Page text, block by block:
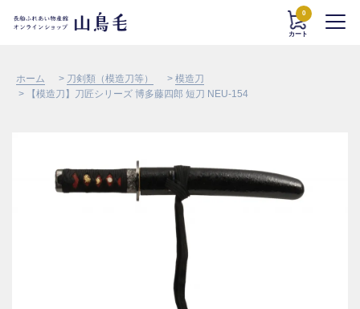
カート
0
ホーム > 刀剣類（模造刀等） > 模造刀
> 【模造刀】刀匠シリーズ 博多藤四郎 短刀 NEU-154